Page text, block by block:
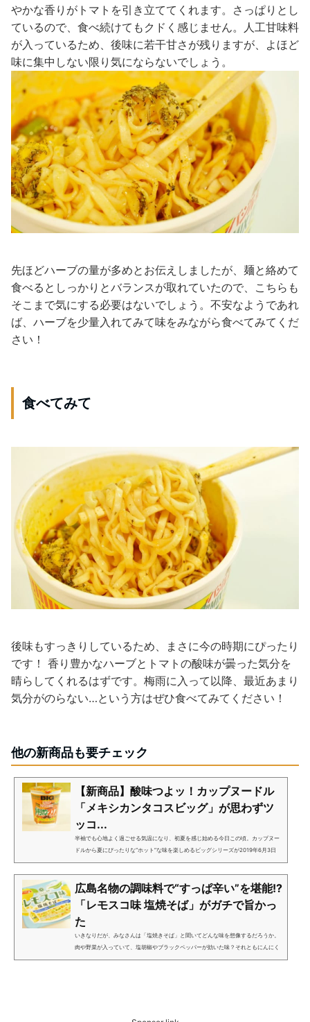
やかな香りがトマトを引き立ててくれます。さっぱりとし
ているので、食べ続けてもクドく感じません。人工甘味料
が入っているため、後味に若干甘さが残りますが、よほど
味に集中しない限り気にならないでしょう。
先ほどハーブの量が多めとお伝えしましたが、麺と絡めて
食べるとしっかりとバランスが取れていたので、こちらも
そこまで気にする必要はないでしょう。不安なようであれ
ば、ハーブを少量入れてみて味をみながら食べてみてくだ
さい！
食べてみて
後味もすっきりしているため、まさに今の時期にぴったり
です！ 香り豊かなハーブとトマトの酸味が曇った気分を
晴らしてくれるはずです。梅雨に入って以降、最近あまり
気分がのらない…という方はぜひ食べてみてください！
他の新商品も要チェック
【新商品】酸味つよッ！カップヌードル
「メキシカンタコスビッグ」が思わずツ
ッコ...
半袖でも心地よく過ごせる気温になり、初夏を感じ始める今日この頃。カップヌー
ドルから夏にぴったりな“ホット”な味を楽しめるビッグシリーズが2019年6月3日
（月）に発売されました！「カップヌードル メキシカンタコス ビッグ（税込 224
円）」メキシコの定番料理「...
広島名物の調味料で“すっぱ辛い”を堪能!?
「レモスコ味 塩焼そば」がガチで旨かっ
た
いきなりだが、みなさんは「塩焼きそば」と聞いてどんな味を想像するだろうか。
肉や野菜が入っていて、塩胡椒やブラックペッパーが効いた味？それともにんにく
のパンチが効いた味？今回、そのどちらにも属さない斬新な味を再現した商品が